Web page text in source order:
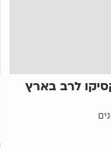
לרב בארץ